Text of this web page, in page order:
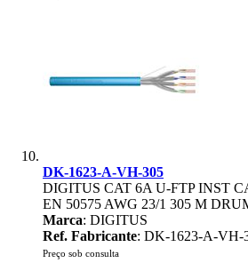
DK-1623-A-VH-305
DIGITUS CAT 6A U-FTP INST
EN 50575 AWG 23/1 305 M
Marca: DIGITUS
Ref. Fabricante: DK-1623-A-VH-
Preço sob consulta